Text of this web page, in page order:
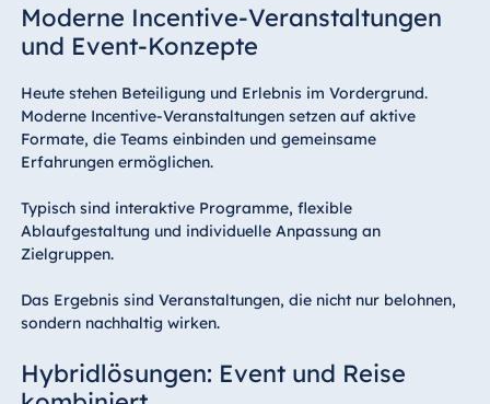
Moderne Incentive-Veranstaltungen
und Event-Konzepte
Heute stehen Beteiligung und Erlebnis im Vordergrund.
Moderne Incentive-Veranstaltungen setzen auf aktive
Formate, die Teams einbinden und gemeinsame
Erfahrungen ermöglichen.
Typisch sind interaktive Programme, flexible
Ablaufgestaltung und individuelle Anpassung an
Zielgruppen.
Das Ergebnis sind Veranstaltungen, die nicht nur belohnen,
sondern nachhaltig wirken.
Hybridlösungen: Event und Reise